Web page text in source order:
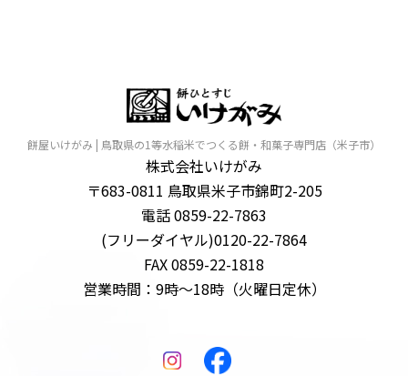
餅屋いけがみ | 鳥取県の1等水稲米でつくる餅・和菓子専門店（米子市）
株式会社いけがみ
〒683-0811 鳥取県米子市錦町2-205
電話 0859-22-7863
(フリーダイヤル)0120-22-7864
FAX 0859-22-1818
営業時間：9時～18時（火曜日定休）